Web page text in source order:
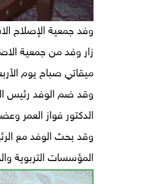
وفد جمعية الإصلاح
زار وفد من جمعية
ميقاتي صباح يوم
وقد ضم الوفد رئيس
الدكتور فواز العمر
وقد بحث الوفد مع
المؤسسات التربوية